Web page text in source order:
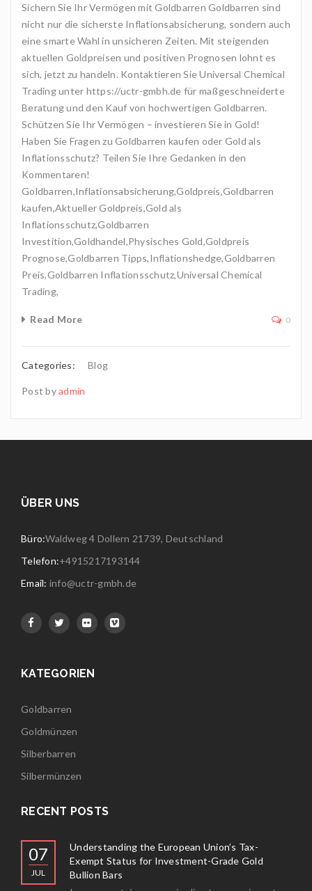
Sichern Sie Ihr Vermögen mit Goldbarren Goldbarren sind
nicht nur die sicherste Inflationsabsicherung, sondern auch
eine smarte Wahl in unsicheren Zeiten. Mit steigenden
aktuellen Goldpreisen und positiven Prognosen lohnt es
sich, jetzt zu handeln. Kontaktieren Sie Universal Chemical
Trading unter https://uctr-gmbh.de für maßgeschneiderte
Beratung und den Kauf von hochwertigen Goldbarren.
Schützen Sie Ihr Vermögen – investieren Sie in Gold!
Haben Sie Fragen zu Goldbarren kaufen oder Gold als
Inflationsschutz? Teilen Sie Ihre Gedanken in den
Kommentaren!
Goldbarren,Inflationsabsicherung,Goldpreis,Goldbarren
kaufen,Aktueller Goldpreis,Gold als
Inflationsschutz,Goldbarren
Investition,Goldhandel,Physisches Gold,Goldpreis
Prognose,Goldbarren Tipps,Inflationshedge,Goldbarren
Preis,Goldbarren Inflationsschutz,Universal Chemical
Trading,
Read More 0
Categories: Blog
Post byadmin
ÜBER UNS
Büro:Waldweg 4 Dollern 21739, Deutschland
Telefon:+4915217193144
Email: info@uctr-gmbh.de
KATEGORIEN
Goldbarren
Goldmünzen
Silberbarren
Silbermünzen
RECENT POSTS
07
JUL
Understanding the European Union’s Tax-
Exempt Status for Investment-Grade Gold
Bullion Bars